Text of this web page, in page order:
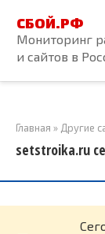
контенту
СБОЙ.РФ
Мониторинг
и сайтов в
Главная » Другие
setstroika.ru